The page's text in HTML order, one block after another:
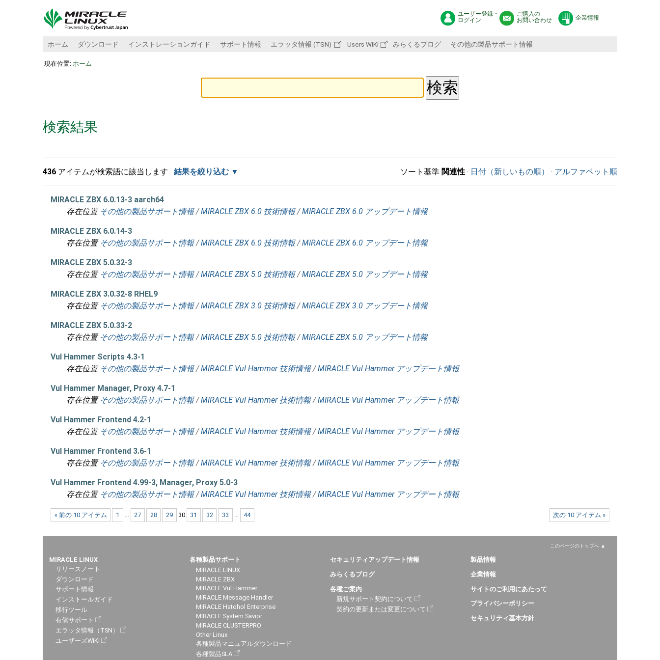
ユーザー登録・
ログイン
ご購入の
お問い合わせ
企業情報
ホーム ダウンロード インストレーションガイド サポート情報 エラッタ情報 (TSN) Users WiKi みらくるブログ その他の製品サポート情報
現在位置: ホーム
検索結果
436 アイテムが検索語に該当します 結果を絞り込む ソート基準 関連性 · 日付（新しいもの順） · アルファベット順
MIRACLE ZBX 6.0.13-3 aarch64
存在位置 その他の製品サポート情報 /MIRACLE ZBX 6.0 技術情報 /MIRACLE ZBX 6.0 アップデート情報
MIRACLE ZBX 6.0.14-3
存在位置 その他の製品サポート情報 /MIRACLE ZBX 6.0 技術情報 /MIRACLE ZBX 6.0 アップデート情報
MIRACLE ZBX 5.0.32-3
存在位置 その他の製品サポート情報 /MIRACLE ZBX 5.0 技術情報 /MIRACLE ZBX 5.0 アップデート情報
MIRACLE ZBX 3.0.32-8 RHEL9
存在位置 その他の製品サポート情報 /MIRACLE ZBX 3.0 技術情報 /MIRACLE ZBX 3.0 アップデート情報
MIRACLE ZBX 5.0.33-2
存在位置 その他の製品サポート情報 /MIRACLE ZBX 5.0 技術情報 /MIRACLE ZBX 5.0 アップデート情報
Vul Hammer Scripts 4.3-1
存在位置 その他の製品サポート情報 /MIRACLE Vul Hammer 技術情報 /MIRACLE Vul Hammer アップデート情報
Vul Hammer Manager, Proxy 4.7-1
存在位置 その他の製品サポート情報 /MIRACLE Vul Hammer 技術情報 /MIRACLE Vul Hammer アップデート情報
Vul Hammer Frontend 4.2-1
存在位置 その他の製品サポート情報 /MIRACLE Vul Hammer 技術情報 /MIRACLE Vul Hammer アップデート情報
Vul Hammer Frontend 3.6-1
存在位置 その他の製品サポート情報 /MIRACLE Vul Hammer 技術情報 /MIRACLE Vul Hammer アップデート情報
Vul Hammer Frontend 4.99-3, Manager, Proxy 5.0-3
存在位置 その他の製品サポート情報 /MIRACLE Vul Hammer 技術情報 /MIRACLE Vul Hammer アップデート情報
« 前の 10 アイテム 次の 10 アイテム »
1 ... 27 28 29 30 31 32 33 ... 44
このページのトップへ
MIRACLE LINUX
リリースノート
ダウンロード
サポート情報
インストールガイド
移行ツール
有償サポート
エラッタ情報（TSN）
ユーザーズWiKi
各種製品サポート
MIRACLE LINUX
MIRACLE ZBX
MIRACLE Vul Hammer
MIRACLE Message Handler
MIRACLE Hatohol Enterprise
MIRACLE System Savior
MIRACLE CLUSTERPRO
Other Linux
各種製品マニュアルダウンロード
各種製品SLA
セキュリティアップデート情報
みらくるブログ
各種ご案内
新規サポート契約について
契約の更新または変更について
製品情報
企業情報
サイトのご利用にあたって
プライバシーポリシー
セキュリティ基本方針